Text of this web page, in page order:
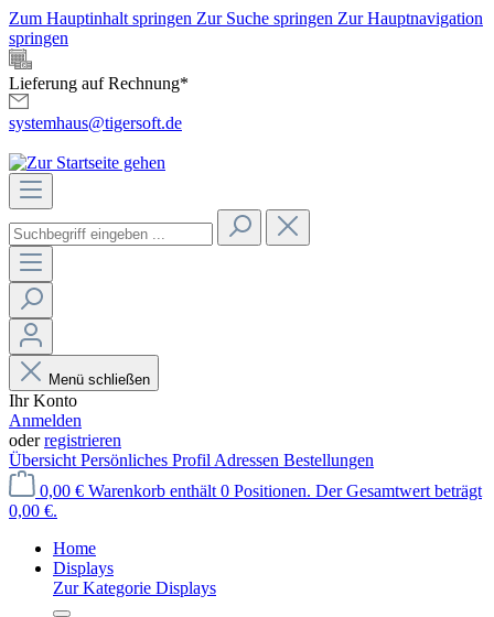
Zum Hauptinhalt springen Zur Suche springen Zur Hauptnavigation
springen
Lieferung auf Rechnung*
systemhaus@tigersoft.de
Menü schließen
Ihr Konto
Anmelden
oderregistrieren
Übersicht Persönliches Profil Adressen Bestellungen
0,00 € Warenkorb enthält 0 Positionen. Der Gesamtwert beträgt
0,00 €.
Home
Displays
Zur Kategorie Displays